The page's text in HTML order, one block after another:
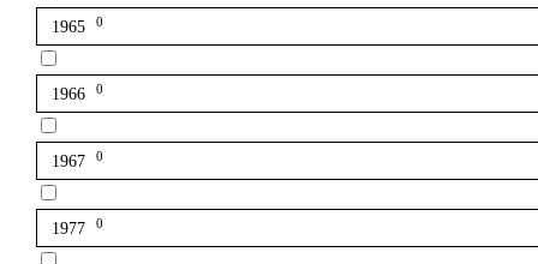
1965 0
1966 0
1967 0
1977 0